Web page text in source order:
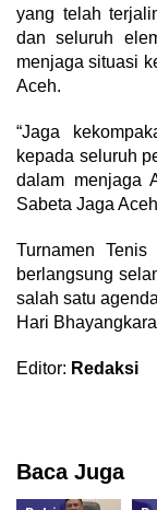
yang telah
dan seluruh
menjaga situasi
Aceh.
“Jaga
kepada seluruh
dalam menjaga
Sabeta Jaga
Turnamen
berlangsung
salah satu
Hari
Editor: Redaksi
Baca Juga